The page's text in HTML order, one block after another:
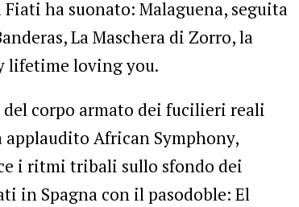
ha suonato: Malaguena, seguita
La Maschera di Zorro, la
lifetime loving you.
corpo armato dei fucilieri reali
African Symphony,
i ritmi tribali sullo sfondo dei
in Spagna con il pasodoble: El